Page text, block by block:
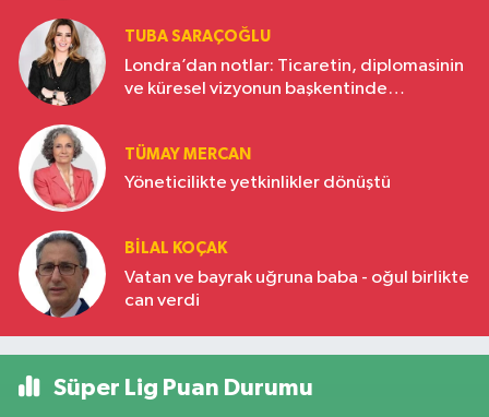
TUBA SARAÇOĞLU
Londra’dan notlar: Ticaretin, diplomasinin
ve küresel vizyonun başkentinde
TÜMAY MERCAN
Yöneticilikte yetkinlikler dönüştü
BILAL KOÇAK
Vatan ve bayrak uğruna baba - oğul birlikte
can verdi
Süper Lig Puan Durumu